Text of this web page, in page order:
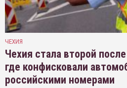
ЧЕХИЯ
Чехия стала второй
где конфисковали
российскими номерами